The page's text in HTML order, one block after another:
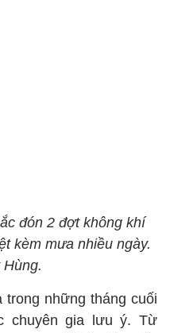
đón 2 đợt không khí
kèm mưa nhiều ngày.
những tháng cuối
chuyên gia lưu ý. Từ